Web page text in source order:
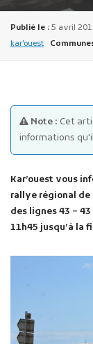
Publié le : 5 avril
kar'ouest
Note : Cet
informations
Kar’ouest vous
rallye régional de
des lignes 43 –
11h45 jusqu’à la